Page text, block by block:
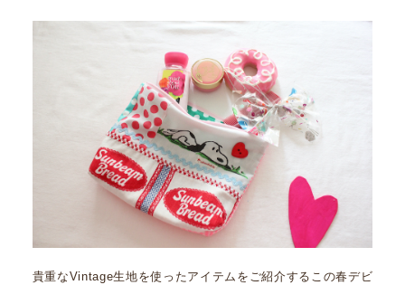
貴重なVintage生地を使ったアイテムをご紹介するこの春デビ